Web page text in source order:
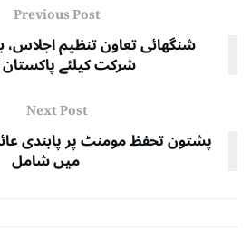
Previous Post
شنگھائی تعاون تنظیم اجلاس،
شرکت کیلئے پاکستان
Next Post
پشتون تحفظ مومنٹ پر پابندی
میں شامل